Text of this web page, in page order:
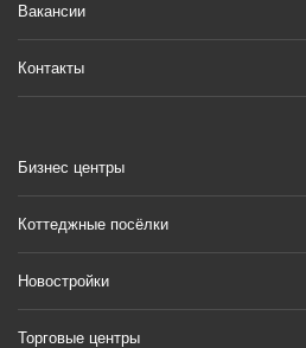
Вакансии
Контакты
Бизнес центры
Коттеджные посёлки
Новостройки
Торговые центры